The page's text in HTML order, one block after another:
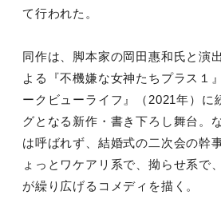
て行われた。
同作は、脚本家の岡田惠和氏と演
よる『不機嫌な女神たちプラス１
ークビューライフ』（2021年）に
グとなる新作・書き下ろし舞台。
は呼ばれず、結婚式の二次会の幹
ょっとワケアリ系で、拗らせ系で
が繰り広げるコメディを描く。